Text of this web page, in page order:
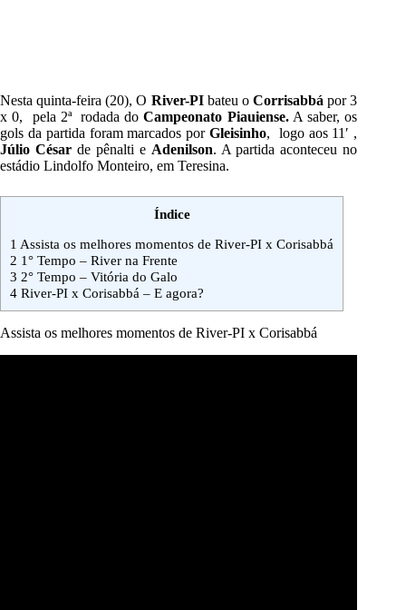
Nesta quinta-feira (20), O River-PIbateu o Corrisabbá por 3
x 0, pela 2ª rodada do Campeonato Piauiense.A saber, os
gols da partida foram marcados porGleisinho, logo aos 11′ ,
Júlio Césarde pênalti e Adenilson. A partida aconteceu no
estádio Lindolfo Monteiro, em Teresina.
Índice
1 Assista os melhores momentos de River-PI x Corisabbá
2 1° Tempo – River na Frente
3 2° Tempo – Vitória do Galo
4 River-PI x Corisabbá – E agora?
Assista os melhores momentos de River-PI x Corisabbá